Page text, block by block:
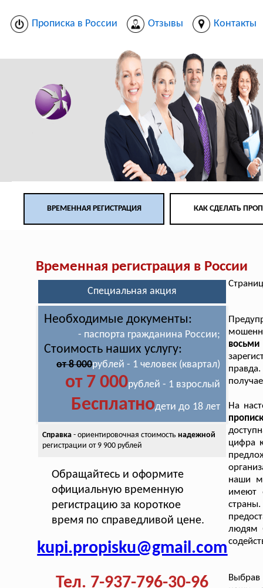
Прописка в России Отзывы Контакты
ВРЕМЕННАЯ РЕГИСТРАЦИЯ КАК СДЕЛАТЬ
Временная регистрация в России
Специальная акция
Необходимые документы:
- паспорта гражданина России;
Стоимость наших услугу:
от 8 000рублей - 1 человек (квартал)
от 7 000рублей - 1 взрослый
Бесплатнодети до 18 лет
Справка- ориентировочная стоимость надежной
регистрации от 9 900 рублей
Обращайтесь и оформите
официальную временную
регистрацию за короткое
время по справедливой цене.
kupi.propisku@gmail.com
Тел. 7-937-796-30-96
На
цифра
наши
имеют
людям